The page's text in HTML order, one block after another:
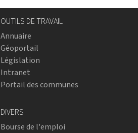
OUTILS DE TRAVAIL
Annuaire
Géoportail
Législation
Intranet
Portail des communes
DIVERS
Bourse de l'emploi